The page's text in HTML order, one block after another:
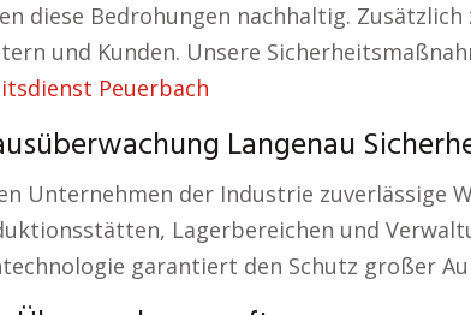
diese Bedrohungen nachhaltig.
und Kunden. Unsere
Peuerbach
Langenau
Unternehmen der Industrie zuverlässige
Lagerbereichen und
garantiert den Schutz großer